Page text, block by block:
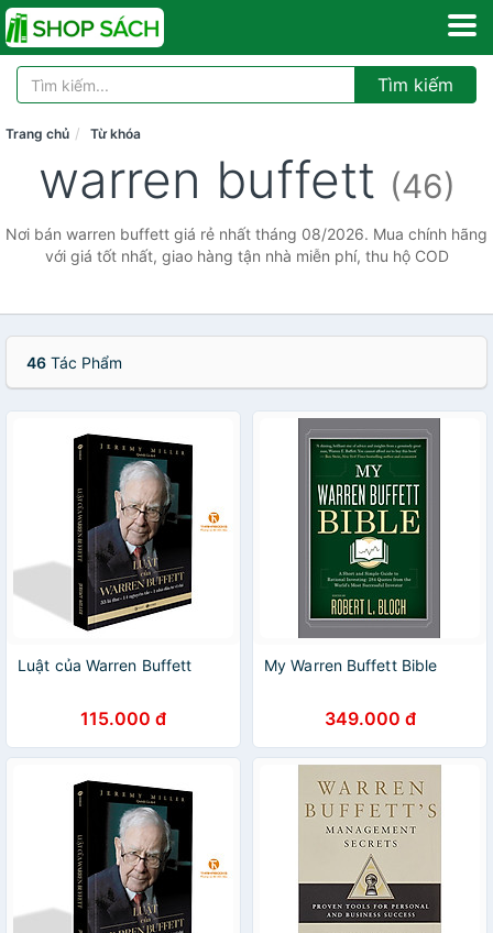
Tìm kiếm
Trang chủ Từ khóa
warren buffett (46)
Nơi bán warren buffett giá rẻ nhất tháng 08/2026. Mua chính hãng
với giá tốt nhất, giao hàng tận nhà miễn phí, thu hộ COD
46 Tác Phẩm
Luật của Warren Buffett
115.000 đ
My Warren Buffett Bible
349.000 đ